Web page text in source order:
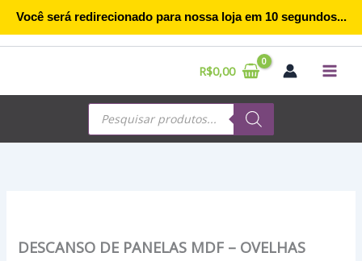
o
R$0,00
Pesquisar
produtos
DESCANSO DE PANELAS MDF – OVELHAS
Você será redirecionado para nossa loja em 10segundos...